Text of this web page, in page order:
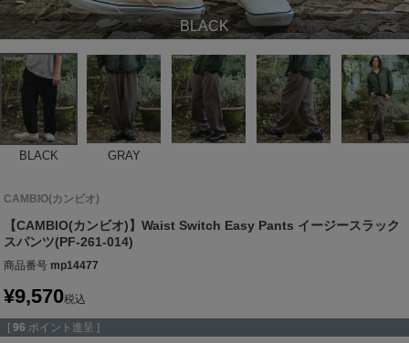
BLACK
BLACK GRAY
CAMBIO(カンビオ)
【CAMBIO(カンビオ)】Waist Switch Easy Pants イージースラック
スパンツ(PF-261-014)
商品番号 mp14477
¥9,570税込
[ 96 ポイント進呈 ]